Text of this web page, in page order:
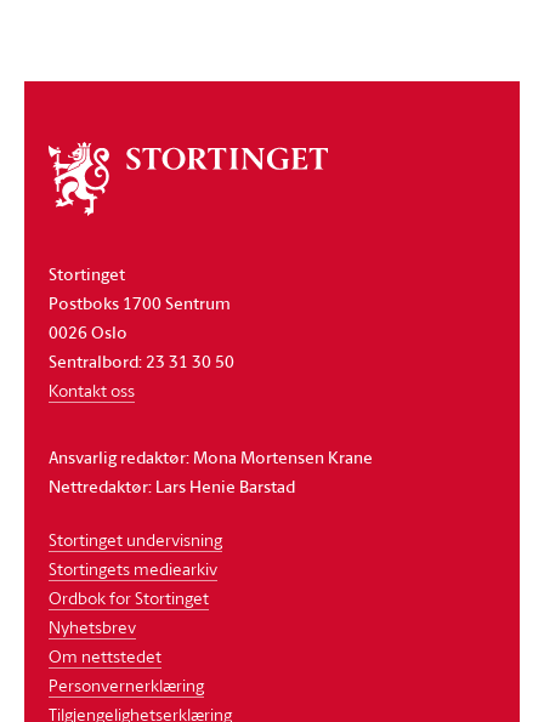
Om
stortinget
Stortinget
Postboks 1700 Sentrum
0026 Oslo
Sentralbord: 23 31 30 50
Kontakt oss
Ansvarlig redaktør: Mona Mortensen Krane
Nettredaktør: Lars Henie Barstad
Stortinget undervisning
Stortingets mediearkiv
Ordbok for Stortinget
Nyhetsbrev
Om nettstedet
Personvernerklæring
Tilgjengelighetserklæring